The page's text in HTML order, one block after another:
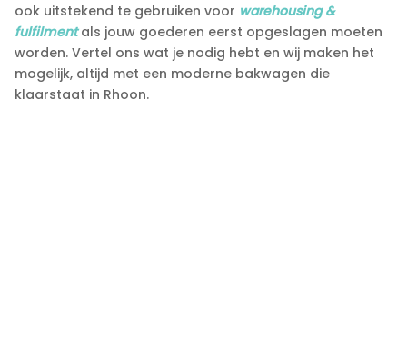
ook uitstekend te gebruiken voor warehousing &
fulfilmentals jouw goederen eerst opgeslagen moeten
worden.​ Vertel ons wat je nodig hebt en wij maken het
mogelijk, altijd met een moderne bakwagen die
klaarstaat in Rhoon.​